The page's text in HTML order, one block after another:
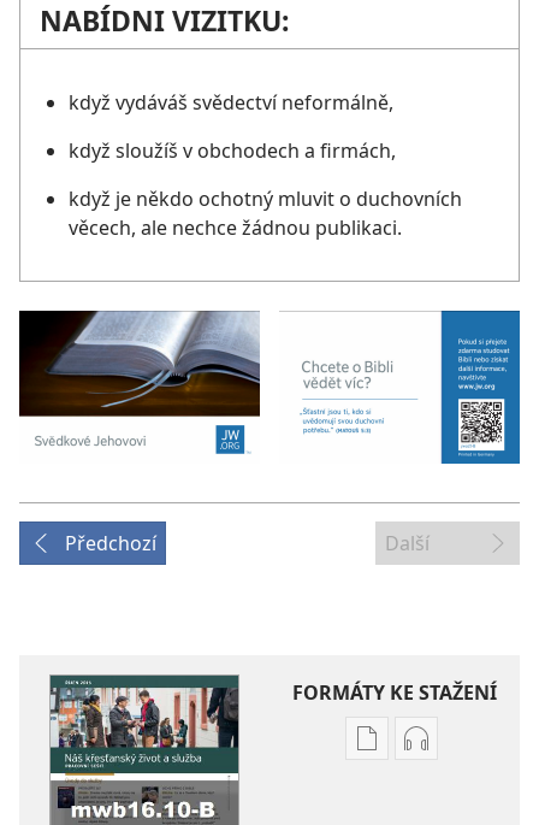
NABÍDNI VIZITKU:
když vydáváš svědectví neformálně,
když sloužíš v obchodech a firmách,
když je někdo ochotný mluvit o duchovních
věcech, ale nechce žádnou publikaci.
Předchozí Další
FORMÁTY KE STAŽENÍ
FormátyFormáty